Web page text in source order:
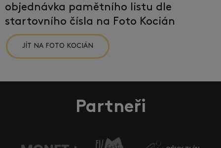
objednávka pamětního listu dle
startovního čísla na Foto Kocián
JÍT NA FOTO KOCIÁN
Partneři